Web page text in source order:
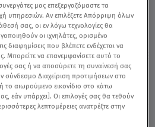
ΘΕΣΣΑΛΟΝΙΚΗ ΤΡΟΧΑΙΟ
μας επεξεργαζόμαστε τα
υπηρεσιών. Αν επιλέξετε Απόρριψη όλων
σας, οι εν λόγω τεχνολογίες θα
οι ιχνηλάτες, ορισμένο
διαφημίσεις που βλέπετε ενδέχεται να
Μπορείτε να επανεμφανίσετε αυτό το
σας ή να αποσύρετε τη συναίνεσή σας
σύνδεσμο Διαχείριση προτιμήσεων στο
το αιωρούμενο εικονίδιο στο κάτω
εάν υπάρχει]. Οι επιλογές σας θα τεθούν
λεπτομέρειες ανατρέξτε στην